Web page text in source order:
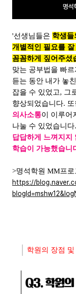
'선생님들은 학생들
개별적인 필요를
꼼꼼하게 짚어주셨
맞는 공부법을 빠
듣는 동안 내가 놓
잡을 수 있었고, 그
향상되었습니다.
의사소통이 이루어
나눌 수 있었습니
답답하게 느껴지지
학습이 가능했습니
>명석학원 MM프
https://
학원의 장점